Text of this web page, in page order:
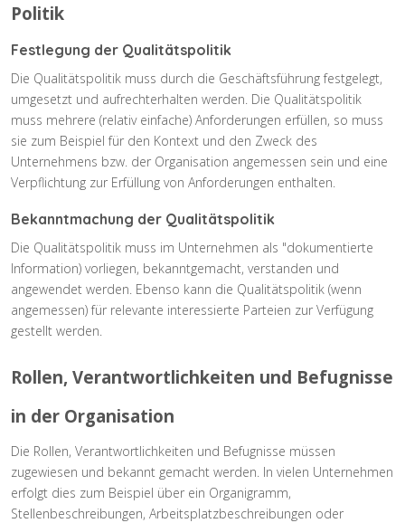
Politik
Festlegung der Qualitätspolitik
Die Qualitätspolitik muss durch die Geschäftsführung festgelegt,
umgesetzt und aufrechterhalten werden. Die Qualitätspolitik
muss mehrere (relativ einfache) Anforderungen erfüllen, so muss
sie zum Beispiel für den Kontext und den Zweck des
Unternehmens bzw. der Organisation angemessen sein und eine
Verpflichtung zur Erfüllung von Anforderungen enthalten.
Bekanntmachung der Qualitätspolitik
Die Qualitätspolitik muss im Unternehmen als "dokumentierte
Information) vorliegen, bekanntgemacht, verstanden und
angewendet werden. Ebenso kann die Qualitätspolitik (wenn
angemessen) für relevante interessierte Parteien zur Verfügung
gestellt werden.
Rollen, Verantwortlichkeiten und Befugnisse
in der Organisation
Die Rollen, Verantwortlichkeiten und Befugnisse müssen
zugewiesen und bekannt gemacht werden. In vielen Unternehmen
erfolgt dies zum Beispiel über ein Organigramm,
Stellenbeschreibungen, Arbeitsplatzbeschreibungen oder